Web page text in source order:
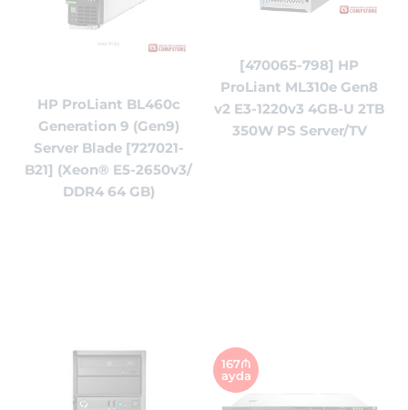
HP ProLiant BL460c
Generation 9 (Gen9)
Server Blade [727021-
B21] (Xeon® E5-2650v3/
DDR4 64 GB)
[470065-798] HP
ProLiant ML310e Gen8
v2 E3-1220v3 4GB-U 2TB
350W PS Server/TV
167₼
ayda